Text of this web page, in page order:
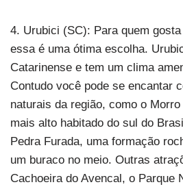
4. Urubici (SC): Para quem
essa é uma ótima escolha.
Catarinense e tem um clima
Contudo você pode se encantar
naturais da região, como o
mais alto habitado do sul do
Pedra Furada, uma formação
um buraco no meio. Outras
Cachoeira do Avencal, o Parque